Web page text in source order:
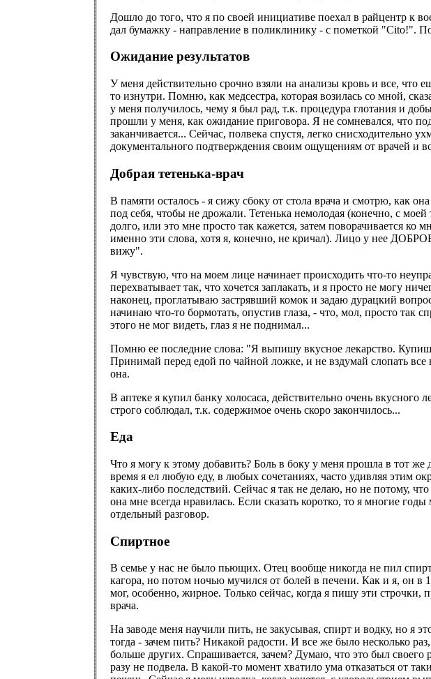
Дошло до того, что я по своей инициативе поехал в райцентр к
дал бумажку - направление в поликлинику - с пометкой "Cito!".
Ожидание результатов
У меня действительно срочно взяли на анализы кровь и все,
то изнутри. Помню, как медсестра, которая возилась со мной,
у меня получилось, чему я был рад, т.к. процедура глотания и
прошли у меня, как ожидание приговора. Я не сомневался, что
заканчивается... Сейчас, полвека спустя, легко снисходительно
документального подтверждения своим ощущениям от врачей и
Добрая тетенька-врач
В памяти осталось - я сижу сбоку от стола врача и смотрю, как
под себя, чтобы не дрожали. Тетенька немолодая (конечно, с
долго, или это мне просто так кажется, затем поворачивается
именно эти слова, хотя я, конечно, не кричал). Лицо у нее
вижу".
Я чувствую, что на моем лице начинает происходить что-то
перехватывает так, что хочется заплакать, и я просто не могу
наконец, проглатываю застрявший комок и задаю дурацкий
начинаю что-то бормотать, опустив глаза, - что, мол, просто
этого не мог видеть, глаз я не поднимал...
Помню ее последние слова: "Я выпишу вкусное лекарство.
Принимай перед едой по чайной ложке, и не вздумай слопать
она.
В аптеке я купил банку холосаса, действительно очень
строго соблюдал, т.к. содержимое очень скоро закончилось...
Еда
Что я могу к этому добавить? Боль в боку у меня прошла в тот
время я ел любую еду, в любых сочетаниях, часто удивляя этим
каких-либо последствий. Сейчас я так не делаю, но не потому,
она мне всегда нравилась. Если сказать коротко, то я многие
отдельный разговор.
Спиртное
В семье у нас не было пьющих. Отец вообще никогда не пил
кагора, но потом ночью мучился от болей в печени. Как и я, он в
мог, особенно, жирное. Только сейчас, когда я пишу эти
врача.
На заводе меня научили пить, не закусывая, спирт и водку, но я
тогда - зачем пить? Никакой радости. И все же было несколько
больше других. Спрашивается, зачем? Думаю, что это был своего
разу не подвела. В какой-то момент хватило ума отказаться от